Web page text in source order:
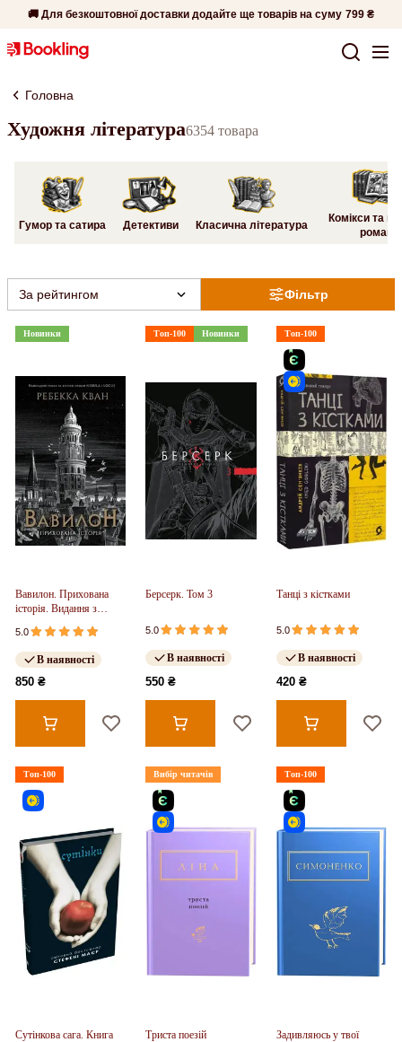
🚚 Для безкоштовної доставки додайте ще товарів на суму 799 ₴
Головна
Художня література6354 товара
Гумор та сатира Детективи Класична література
Комікси та
романи
Фільтр
За рейтингом
Новинки
Вавилон. Прихована
історія. Видання з
ілюстрованим зрізом
(у)
5.0
В наявності
850 ₴
Топ-100 Новинки
Берсерк. Том 3
5.0
В наявності
550 ₴
Топ-100
Танці з кістками
5.0
В наявності
420 ₴
Топ-100
Сутінкова сага. Книга
Вибір читачів
Триста поезій
Топ-100
Задивляюсь у твої